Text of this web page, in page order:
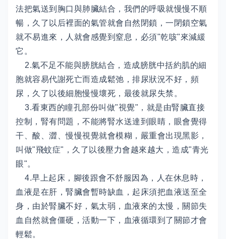
法把氣送到胸口與肺臟結合，我們的呼吸就慢慢不順
暢，久了以后裡面的氣管就會自然閉鎖，一閉鎖空氣
就不易進來，人就會感覺到窒息，必須"乾咳"來減緩
它。
2.氣不足不能與膀胱結合，造成膀胱中括約肌的細
胞就容易代謝死亡而造成鬆弛，排尿狀況不好，頻
尿，久了以後細胞慢慢壞死，最後就尿失禁。
3.看東西的瞳孔部份叫做"視覺"，就是由腎臟直接
控制，腎有問題，不能將腎水送達到眼睛，眼會覺得
干、酸、澀、慢慢視覺就會模糊，嚴重會出現黑影，
叫做"飛蚊症"，久了以後壓力會越來越大，造成"青光
眼"。
4.早上起床，腳後跟會不舒服因為，人在休息時，
血液是在肝，腎臟會暫時缺血，起床須把血液送至全
身，由於腎臟不好，氣太弱，血液來的太慢，關節失
血自然就會僵硬，活動一下，血液循環到了關節才會
輕鬆。